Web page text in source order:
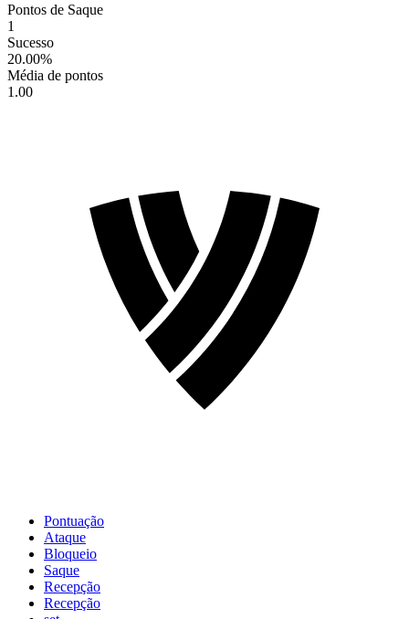
Pontos de Saque
1
Sucesso
20.00%
Média de pontos
1.00
Pontuação
Ataque
Bloqueio
Saque
Recepção
Recepção